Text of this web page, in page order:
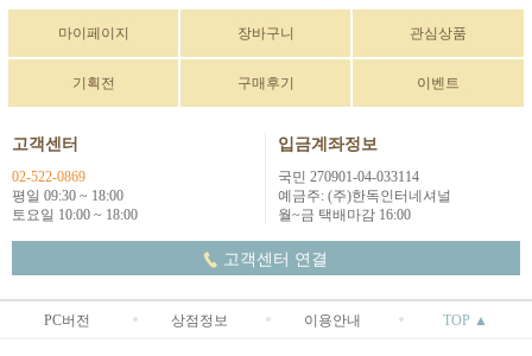
마이페이지 장바구니 관심상품
기획전 구매후기 이벤트
고객센터
02-522-0869
평일 09:30 ~ 18:00
토요일 10:00 ~ 18:00
입금계좌정보
국민 270901-04-033114
예금주: (주)한독인터네셔널
월~금 택배마감 16:00
고객센터 연결
PC버전 상점정보 이용안내 TOP ▲